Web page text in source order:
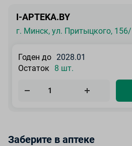
I-APTEKA.BY
г. Минск, ул. Притыцкого,
Годен до 2028.01
Остаток
8 шт.
Заберите в аптеке